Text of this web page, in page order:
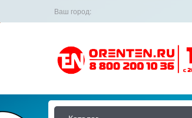
Ваш город: